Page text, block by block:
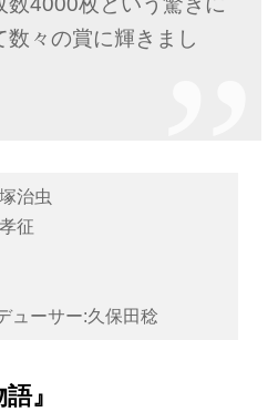
々の賞に輝きまし
治虫
征
ューサー:久保田稔
』